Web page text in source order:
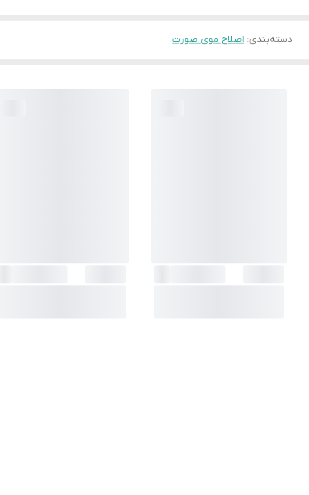
دسته‌بندی: اصلاح موی صورت